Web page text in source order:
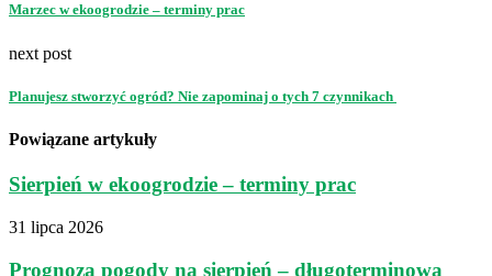
Marzec w ekoogrodzie – terminy prac
next post
Planujesz stworzyć ogród? Nie zapominaj o tych 7 czynnikach
Powiązane artykuły
Sierpień w ekoogrodzie – terminy prac
31 lipca 2026
Prognoza pogody na sierpień – długoterminowa